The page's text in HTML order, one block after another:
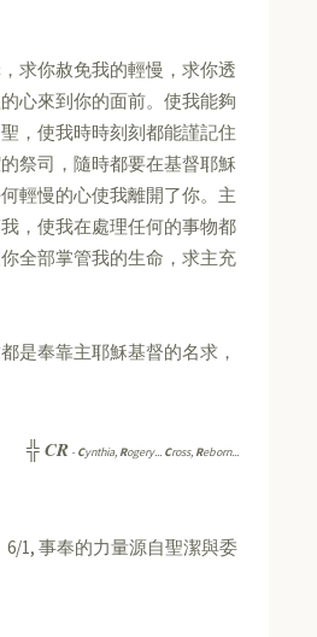
求你赦免我的輕慢，求你透
心來到你的面前。使我能夠
，使我時時刻刻都能謹記住
祭司，隨時都要在基督耶穌
輕慢的心使我離開了你。主
，使我在處理任何的事物都
全部掌管我的生命，求主充
是奉靠主耶穌基督的名求，
╬CR -Cynthia, Rogery... Cross, Reborn...
6/1, 事奉的力量源自聖潔與委